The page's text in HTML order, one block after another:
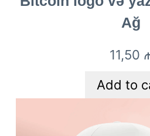
Ağ
11,50
Add to